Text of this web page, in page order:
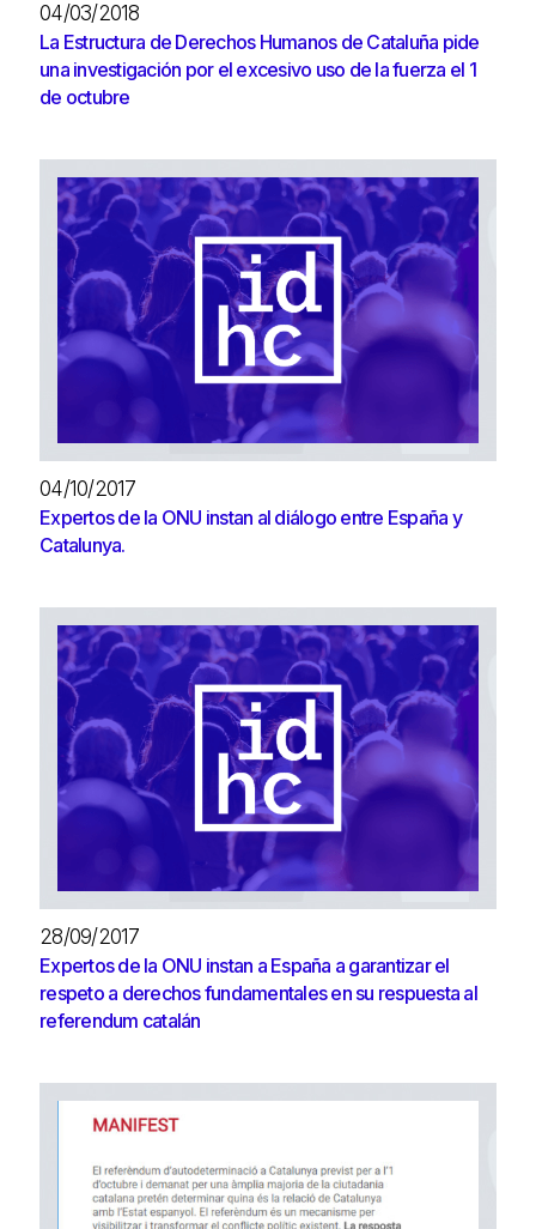
04/03/2018
La Estructura de Derechos Humanos de Cataluña pide
una investigación por el excesivo uso de la fuerza el 1
de octubre
04/10/2017
Expertos de la ONU instan al diálogo entre España y
Catalunya.
28/09/2017
Expertos de la ONU instan a España a garantizar el
respeto a derechos fundamentales en su respuesta al
referendum catalán